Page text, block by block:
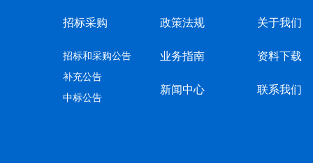
招标采购
招标和采购公告
补充公告
中标公告
政策法规
业务指南
新闻中心
关于我们
资料下载
联系我们